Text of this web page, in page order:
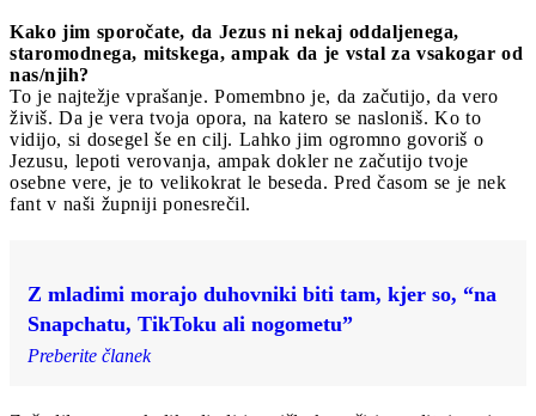
Kako jim sporočate, da Jezus ni nekaj oddaljenega,
staromodnega, mitskega, ampak da je vstal za vsakogar od
nas/njih?
To je najtežje vprašanje. Pomembno je, da začutijo, da vero
živiš. Da je vera tvoja opora, na katero se nasloniš. Ko to
vidijo, si dosegel še en cilj. Lahko jim ogromno govoriš o
Jezusu, lepoti verovanja, ampak dokler ne začutijo tvoje
osebne vere, je to velikokrat le beseda. Pred časom se je nek
fant v naši župniji ponesrečil.
Z mladimi morajo duhovniki biti tam, kjer so, “na
Snapchatu, TikToku ali nogometu”
Preberite članek